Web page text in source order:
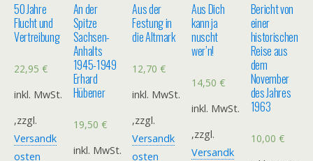
50 Jahre
Flucht und
Vertreibung
22,95 €
inkl. MwSt.
,zzgl.
Versandk
osten
An der
Spitze
Sachsen-
Anhalts
1945-1949
Erhard
Hübener
19,50 €
inkl. MwSt.
Aus der
Festung in
die Altmark
12,70€
inkl. MwSt.
,zzgl.
Versandk
osten
Aus Dich
kann ja
nuscht
wer’n!
14,50 €
inkl. MwSt.
,zzgl.
Versandk
Bericht von
einer
historischen
Reise aus
dem
November
des Jahres
1963
10,00 €